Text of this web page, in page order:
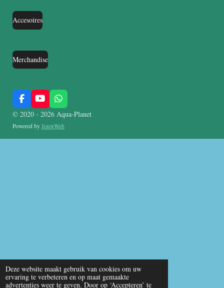
Deze website maakt gebruik van cookies om uw
ervaring te verbeteren en op maat gemaakte
advertenties weer te geven. Door op ‘Accepteren’ te
Accesoires
Merchandise
F
a
c
e
o
Y
o
u
T
b
W
h
a
t
A
© 2020 - 2026 Aqua-Planet
Powered by JouwWeb